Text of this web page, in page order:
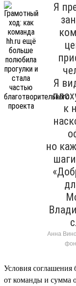
Я
Я
к
но
Анна
Условия
от команды и сумма